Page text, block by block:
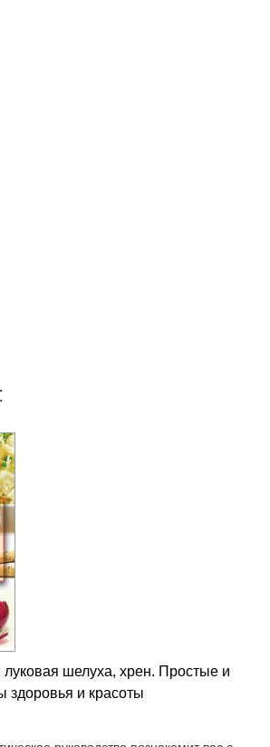
луковая шелуха, хрен. Простые и
здоровья и красоты